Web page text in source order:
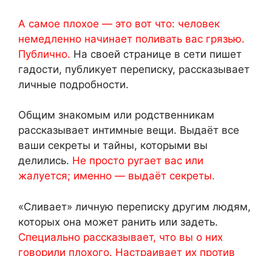
А самое плохое — это вот что: человек
немедленно начинает поливать вас грязью.
Публично. На своей странице в сети пишет
гадости, публикует переписку, рассказывает
личные подробности.
Общим знакомым или родственникам
рассказывает интимные вещи. Выдаёт все
ваши секреты и тайны, которыми вы
делились. Не просто ругает вас или
жалуется; именно — выдаёт секреты.
«Сливает» личную переписку другим людям,
которых она может ранить или задеть.
Специально рассказывает, что вы о них
говорили плохого. Настраивает их против